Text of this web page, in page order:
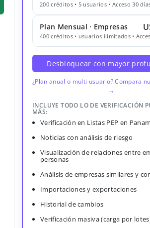
200 créditos • 5 usuarios • Acceso 30
Plan Mensual · Empresas
400 créditos • usuarios ilimitados •
Desbloquear con mayor
¿Plan anual o multi usuario? Compara
→
INCLUYE TODO LO DE VERIFICACIÓN
MÁS:
Verificación en Listas PEP en
Noticias con análisis de riesgo
Visualización de relaciones entre
personas
Análisis de empresas similares y
Importaciones y exportaciones
Historial de cambios
Verificación masiva (carga por